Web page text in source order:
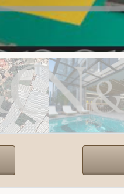
Муаз Озов
Менеджер по продажам
+90 552 698 97 74
muaz@ngproperty.ru